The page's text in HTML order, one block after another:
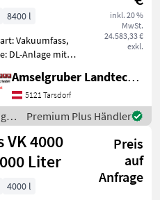
inkl. 20 %
MwSt.
24.583,33 €
exkl.
8400 l
Vakuumfass,
DL-Anlage mit
und
unschlagbar!
Materialstärken +
u
Amselgruber Landtechnik GmbH
5121 Tarsdorf
Premium Plus Händler
VK 4000
Liter
Preis
auf
Anfrage
4000 l